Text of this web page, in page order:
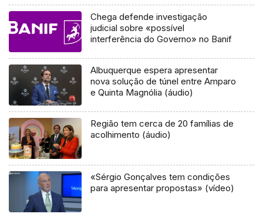
Chega defende investigação
judicial sobre «possível
interferência do Governo» no Banif
Albuquerque espera apresentar
nova solução de túnel entre Amparo
e Quinta Magnólia (áudio)
Região tem cerca de 20 famílias de
acolhimento (áudio)
«Sérgio Gonçalves tem condições
para apresentar propostas» (vídeo)